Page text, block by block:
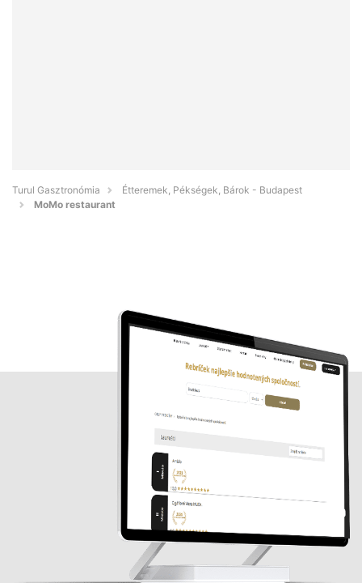
Turul Gasztronómia
Étteremek, Pékségek, Bárok - Budapest
MoMo restaurant